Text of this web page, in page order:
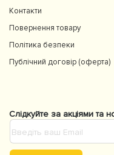
Контакти
Повернення товару
Політика безпеки
Публічний договір (оферта)
Слідкуйте за акціями та